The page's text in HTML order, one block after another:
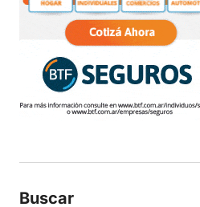
Buscar